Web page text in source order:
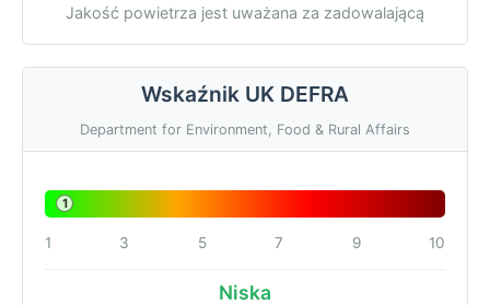
Jakość powietrza jest uważana za zadowalającą
Wskaźnik UK DEFRA
Department for Environment, Food & Rural Affairs
1
1 3 5 7 9 10
Niska